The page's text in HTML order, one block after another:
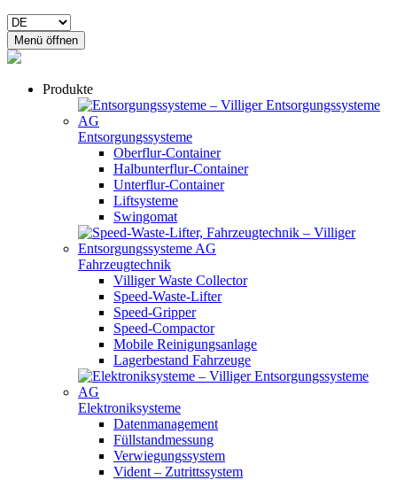
Menü öffnen
Produkte
Entsorgungssysteme
Oberflur-Container
Halbunterflur-Container
Unterflur-Container
Liftsysteme
Swingomat
Fahrzeugtechnik
Villiger Waste Collector
Speed-Waste-Lifter
Speed-Gripper
Speed-Compactor
Mobile Reinigungsanlage
Lagerbestand Fahrzeuge
Elektroniksysteme
Datenmanagement
Füllstandmessung
Verwiegungssystem
Vident – Zutrittssystem